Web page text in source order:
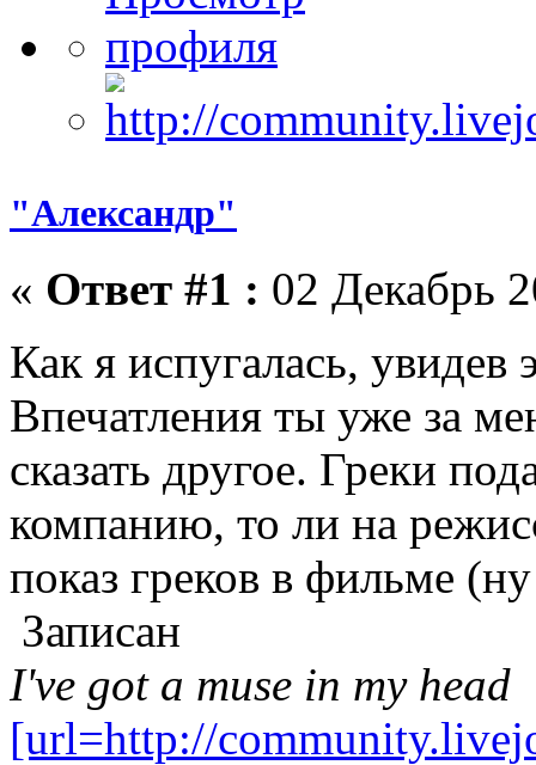
"Александр"
« Ответ #1 : 02 Декабрь
Как я испугалась, увидев
Впечатления ты уже за
сказать другое. Греки
компанию, то ли на
показ греков в фильме
Записан
I've got a muse in my head
[url=http://